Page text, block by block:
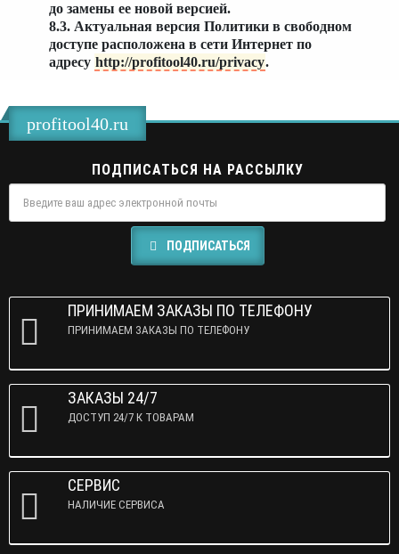
до замены ее новой версией.
8.3. Актуальная версия Политики в свободном
доступе расположена в сети Интернет по
адресу http://profitool40.ru/privacy.
profitool40.ru
ПОДПИСАТЬСЯ НА РАССЫЛКУ
ПОДПИСАТЬСЯ
ПРИНИМАЕМ ЗАКАЗЫ ПО ТЕЛЕФОНУ
ПРИНИМАЕМ ЗАКАЗЫ ПО ТЕЛЕФОНУ
ЗАКАЗЫ 24/7
ДОСТУП 24/7 К ТОВАРАМ
СЕРВИС
НАЛИЧИЕ СЕРВИСА